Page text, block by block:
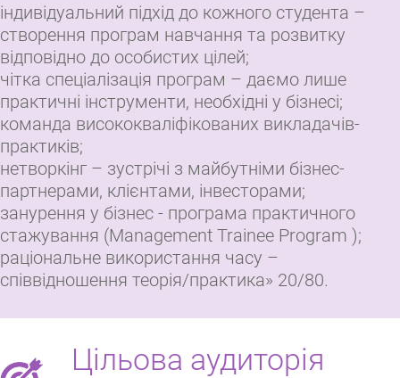
індивідуальний підхід до кожного студента –
створення програм навчання та розвитку
відповідно до особистих цілей;
чітка спеціалізація програм – даємо лише
практичні інструменти, необхідні у бізнесі;
команда висококваліфікованих викладачів-
практиків;
нетворкінг – зустрічі з майбутніми бізнес-
партнерами, клієнтами, інвесторами;
занурення у бізнес - програма практичного
стажування (Management Trainee Program );
раціональне використання часу –
співвідношення теорія/практика» 20/80.
Цільова аудиторія